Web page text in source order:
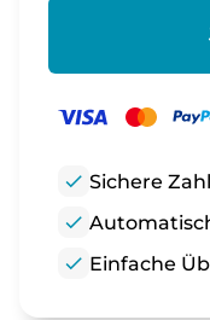
check Sichere
check
check Einfache